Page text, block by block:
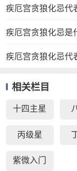
疾厄宫贪狼化忌代
疾厄宫贪狼化忌是
疾厄宫贪狼化忌代
相关栏目
十四主星
丙级星
紫微入门